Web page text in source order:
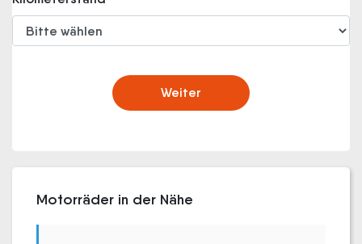
Weiter
Motorräder in der Nähe